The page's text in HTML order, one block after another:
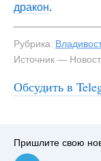
дракон.
Рубрика:
Источник —
Обсудить в
#3
Пришлите свою